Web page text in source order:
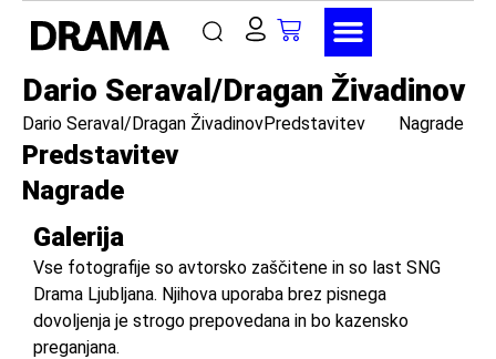
Dario Seraval/Dragan Živadinov
Dario Seraval/Dragan ŽivadinovPredstavitev Nagrade
Predstavitev
Nagrade
Galerija
Vse fotografije so avtorsko zaščitene in so last SNG
Drama Ljubljana. Njihova uporaba brez pisnega
dovoljenja je strogo prepovedana in bo kazensko
preganjana.